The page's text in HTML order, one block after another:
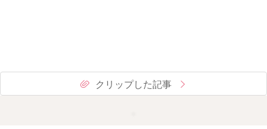
クリップした記事